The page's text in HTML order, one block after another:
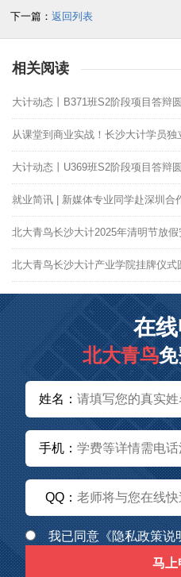
下一篇： 返回列表
相关阅读
大计动态丨B371班S2阶段项目答辩
从课堂到商业实战！长沙大计学员独
大计动态丨U369班S2阶段项目答辩
就业简讯 | 新媒体专业同学赴深圳合
北大青鸟长沙大计2025年清明节放假
北大青鸟长沙大计产业学院挂牌仪式
在
北大青鸟
姓名：
手机：
QQ：
我已同意《隐私政策说
马上